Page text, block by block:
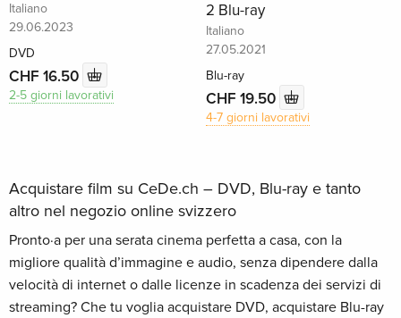
Italiano
29.06.2023
DVD
CHF 16.50
2-5 giorni lavorativi
2 Blu-ray
Italiano
27.05.2021
Blu-ray
CHF 19.50
4-7 giorni lavorativi
Acquistare film su CeDe.ch – DVD, Blu-ray e tanto
altro nel negozio online svizzero
Pronto·a per una serata cinema perfetta a casa, con la
migliore qualità d’immagine e audio, senza dipendere dalla
velocità di internet o dalle licenze in scadenza dei servizi di
streaming? Che tu voglia acquistare DVD, acquistare Blu-ray